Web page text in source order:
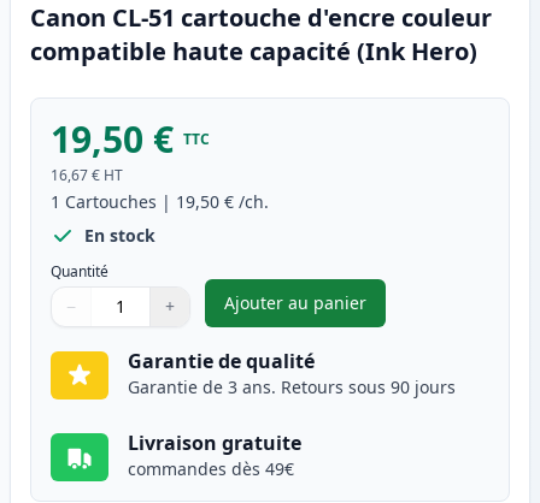
Canon CL-51 cartouche d'encre couleur
compatible haute capacité (Ink Hero)
19,50 € TTC
16,67 € HT
1 Cartouches | 19,50 € /ch.
En stock
Quantité
Quantité
Utilisez les boutons pour ajuster
− +
Quantité
Ajouter au panier
,Canon CL-51 cartouche
Garantie de qualité
Garantie de 3 ans. Retours sous 90 jours
Livraison gratuite
commandes dès 49€